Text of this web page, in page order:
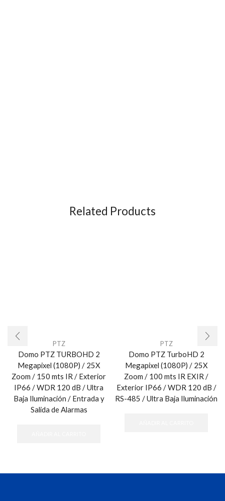
Related Products
PTZ
Domo PTZ TURBOHD 2
Megapixel (1080P) / 25X
Zoom / 150 mts IR / Exterior
IP66 / WDR 120 dB / Ultra
Baja Iluminación / Entrada y
Salida de Alarmas
PTZ
Domo PTZ TurboHD 2
Megapixel (1080P) / 25X
Zoom / 100 mts IR EXIR /
Exterior IP66 / WDR 120 dB /
RS-485 / Ultra Baja Iluminación